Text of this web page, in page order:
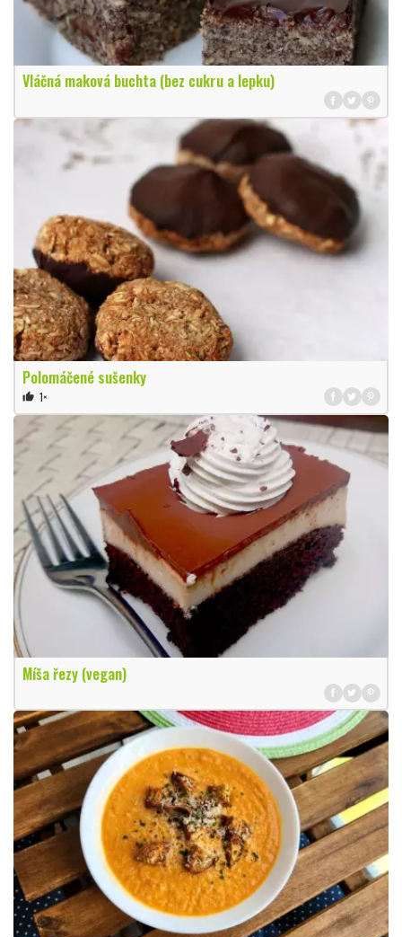
Vláčná maková buchta (bez cukru a lepku)
Polomáčené sušenky
thumb_up 1×
Míša řezy (vegan)